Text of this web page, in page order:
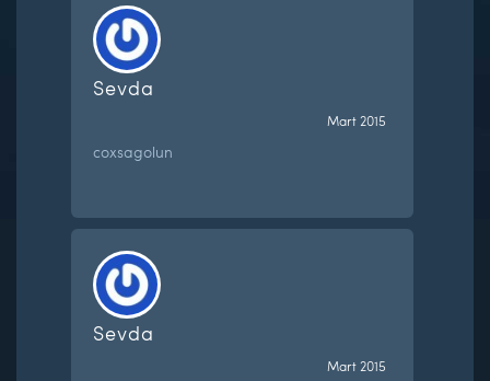
Sevda
Mart 2015
coxsagolun
Sevda
Mart 2015